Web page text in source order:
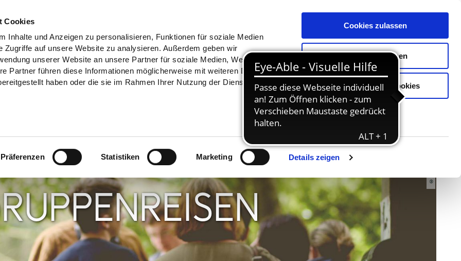
Cookies
Inhalte und Anzeigen zu personalisieren, Funktionen für soziale Medien
Zugriffe auf unsere Website zu analysieren. Außerdem geben wir
unserer Website an unsere Partner für soziale Medien, Werbung
Partner führen diese Informationen möglicherweise mit weiteren Daten
haben oder die sie im Rahmen Ihrer Nutzung der Dienste
Präferenzen Statistiken Marketing Details zeigen
Cookies zulassen
Auswahl erlauben
Nur notwendige Cookies
Erlebnisse Buchen